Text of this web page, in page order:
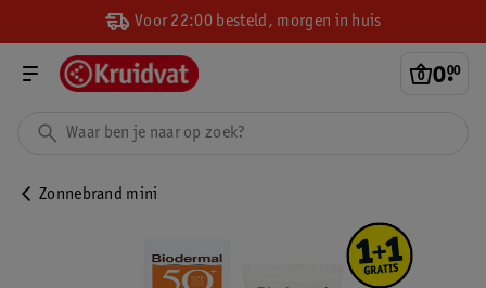
Voor 22:00 besteld, morgen in huis
0.
00
Zonnebrand mini